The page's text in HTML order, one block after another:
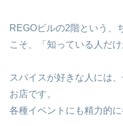
REGOビルの2階という、
こそ、「知っている人だ
スパイスが好きな人には
お店です。
各種イベントにも精力的